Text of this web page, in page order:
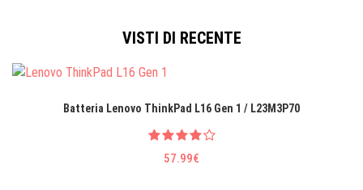
VISTI DI RECENTE
Batteria Lenovo ThinkPad L16 Gen 1 / L23M3P70
57.99€